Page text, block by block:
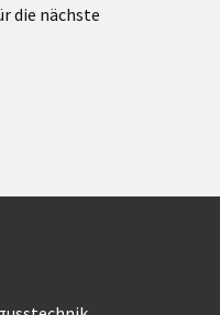
die nächste